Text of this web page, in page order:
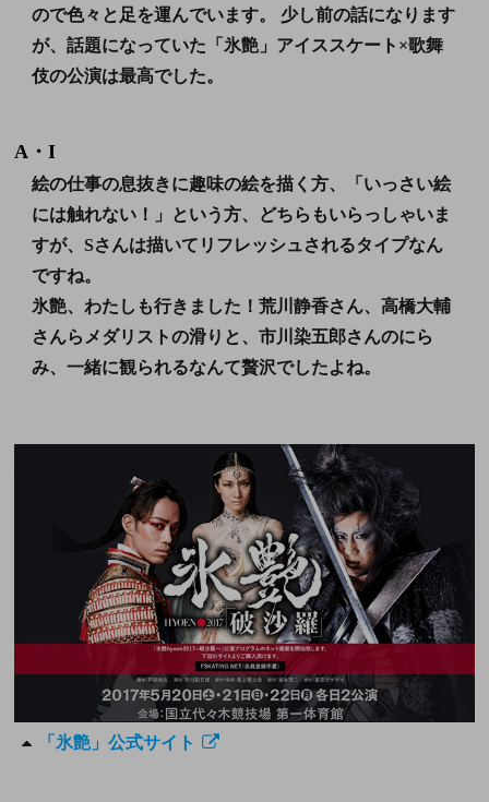
ので色々と足を運んでいます。 少し前の話になります
が、話題になっていた「氷艶」アイススケート×歌舞
伎の公演は最高でした。
A・I
絵の仕事の息抜きに趣味の絵を描く方、「いっさい絵
には触れない！」という方、どちらもいらっしゃいま
すが、Sさんは描いてリフレッシュされるタイプなん
ですね。
氷艶、わたしも行きました！荒川静香さん、高橋大輔
さんらメダリストの滑りと、市川染五郎さんのにら
み、一緒に観られるなんて贅沢でしたよね。
「氷艶」公式サイト